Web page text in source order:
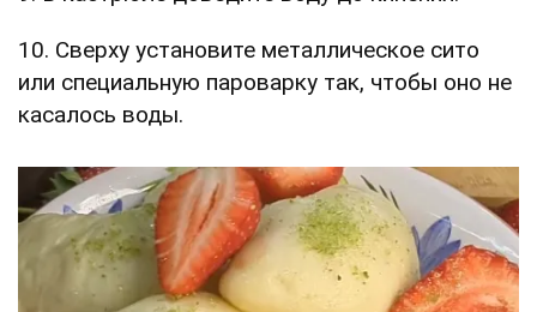
10. Сверху установите металлическое сито
или специальную пароварку так, чтобы оно не
касалось воды.